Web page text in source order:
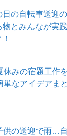
日の自転車送迎
物とみんなが実
休みの宿題工作
単なアイデアま
供の送迎で雨…